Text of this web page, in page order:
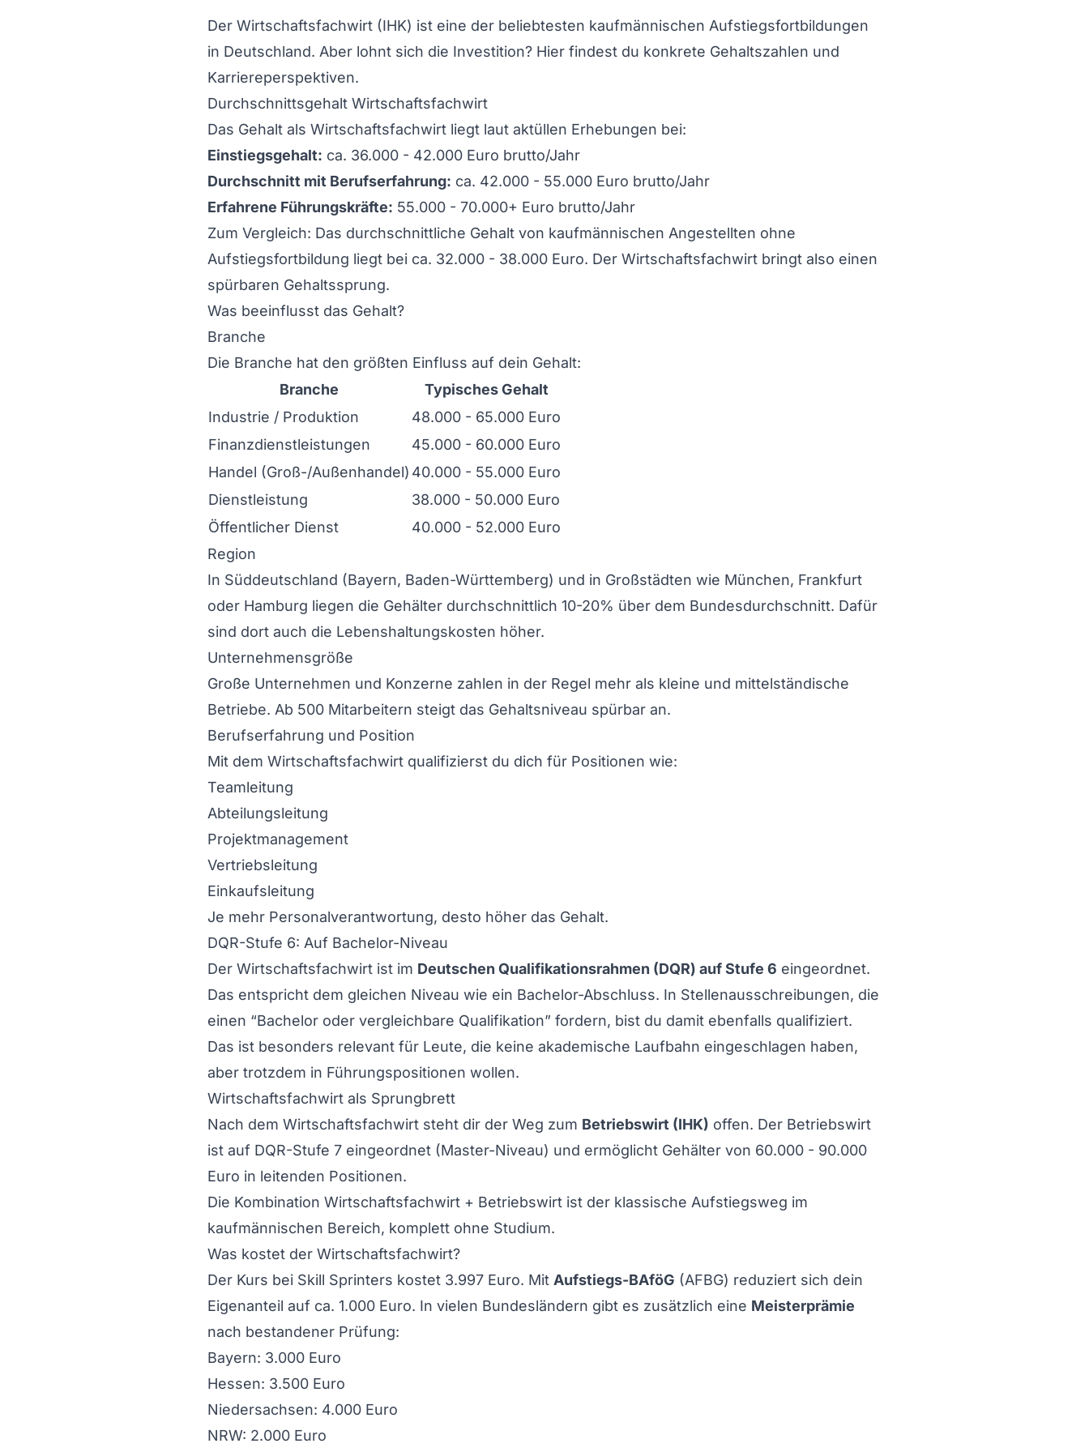
Der Wirtschaftsfachwirt (IHK) ist eine der beliebtesten kaufmännischen Aufstiegsfortbildungen
in Deutschland. Aber lohnt sich die Investition? Hier findest du konkrete Gehaltszahlen und
Karriereperspektiven.
Durchschnittsgehalt Wirtschaftsfachwirt
Das Gehalt als Wirtschaftsfachwirt liegt laut aktüllen Erhebungen bei:
Einstiegsgehalt: ca. 36.000 - 42.000 Euro brutto/Jahr
Durchschnitt mit Berufserfahrung: ca. 42.000 - 55.000 Euro brutto/Jahr
Erfahrene Führungskräfte: 55.000 - 70.000+ Euro brutto/Jahr
Zum Vergleich: Das durchschnittliche Gehalt von kaufmännischen Angestellten ohne
Aufstiegsfortbildung liegt bei ca. 32.000 - 38.000 Euro. Der Wirtschaftsfachwirt bringt also einen
spürbaren Gehaltssprung.
Was beeinflusst das Gehalt?
Branche
Die Branche hat den größten Einfluss auf dein Gehalt:
Branche
Typisches Gehalt
Industrie / Produktion
48.000 - 65.000 Euro
Finanzdienstleistungen
45.000 - 60.000 Euro
Handel (Groß-/Außenhandel) 40.000 - 55.000 Euro
Dienstleistung
38.000 - 50.000 Euro
Öffentlicher Dienst
40.000 - 52.000 Euro
Region
In Süddeutschland (Bayern, Baden-Württemberg) und in Großstädten wie München, Frankfurt
oder Hamburg liegen die Gehälter durchschnittlich 10-20% über dem Bundesdurchschnitt. Dafür
sind dort auch die Lebenshaltungskosten höher.
Unternehmensgröße
Große Unternehmen und Konzerne zahlen in der Regel mehr als kleine und mittelständische
Betriebe. Ab 500 Mitarbeitern steigt das Gehaltsniveau spürbar an.
Berufserfahrung und Position
Mit dem Wirtschaftsfachwirt qualifizierst du dich für Positionen wie:
Teamleitung
Abteilungsleitung
Projektmanagement
Vertriebsleitung
Einkaufsleitung
Je mehr Personalverantwortung, desto höher das Gehalt.
DQR-Stufe 6: Auf Bachelor-Niveau
Der Wirtschaftsfachwirt ist im Deutschen Qualifikationsrahmen (DQR) auf Stufe 6 eingeordnet.
Das entspricht dem gleichen Niveau wie ein Bachelor-Abschluss. In Stellenausschreibungen, die
einen “Bachelor oder vergleichbare Qualifikation” fordern, bist du damit ebenfalls qualifiziert.
Das ist besonders relevant für Leute, die keine akademische Laufbahn eingeschlagen haben,
aber trotzdem in Führungspositionen wollen.
Wirtschaftsfachwirt als Sprungbrett
Nach dem Wirtschaftsfachwirt steht dir der Weg zum Betriebswirt (IHK) offen. Der Betriebswirt
ist auf DQR-Stufe 7 eingeordnet (Master-Niveau) und ermöglicht Gehälter von 60.000 - 90.000
Euro in leitenden Positionen.
Die Kombination Wirtschaftsfachwirt + Betriebswirt ist der klassische Aufstiegsweg im
kaufmännischen Bereich, komplett ohne Studium.
Was kostet der Wirtschaftsfachwirt?
Der Kurs bei Skill Sprinters kostet 3.997 Euro. Mit Aufstiegs-BAföG (AFBG) reduziert sich dein
Eigenanteil auf ca. 1.000 Euro. In vielen Bundesländern gibt es zusätzlich eine Meisterprämie
nach bestandener Prüfung:
Bayern: 3.000 Euro
Hessen: 3.500 Euro
Niedersachsen: 4.000 Euro
NRW: 2.000 Euro